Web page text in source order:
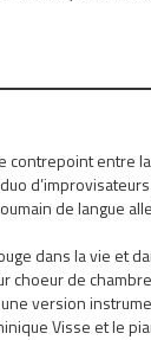
contrepoint entre
de langue
dans la vie et
choeur de
version
Visse et le